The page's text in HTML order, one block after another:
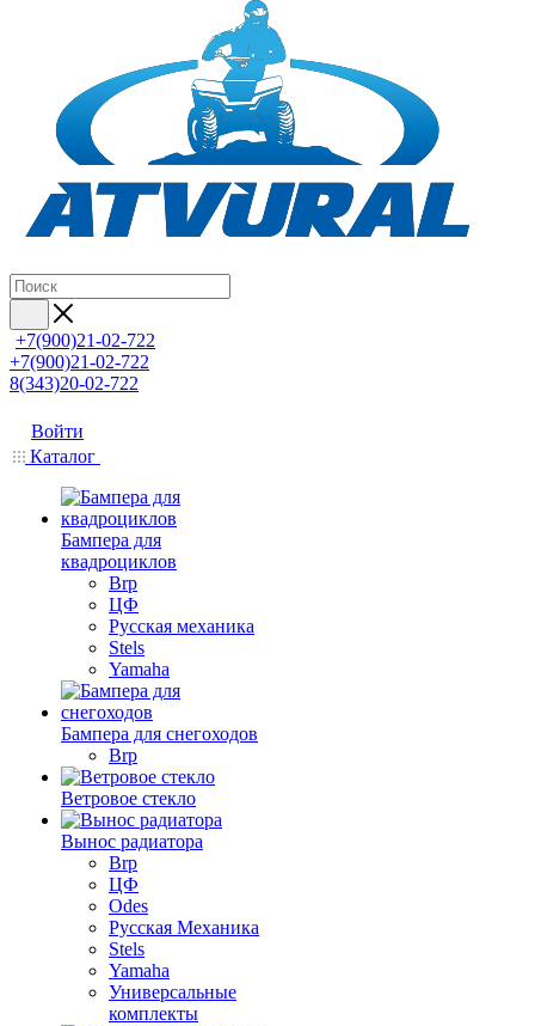
+7(900)21-02-722
+7(900)21-02-722
8(343)20-02-722
Войти
Каталог
Бампера для
квадроциклов
Brp
ЦФ
Русская механика
Stels
Yamaha
Бампера для снегоходов
Brp
Ветровое стекло
Вынос радиатора
Brp
ЦФ
Odes
Русская Механика
Stels
Yamaha
Универсальные
комплекты